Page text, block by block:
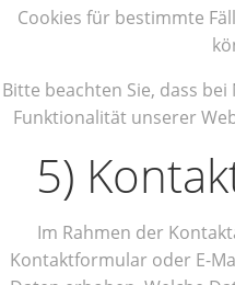
Cookies für bestimmte
Bitte beachten Sie, dass
Funktionalität unserer
5)
Im Rahmen der
Kontaktformular oder E-